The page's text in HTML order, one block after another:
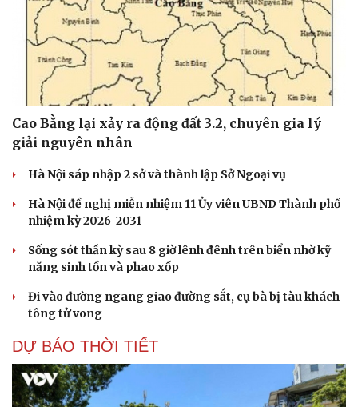
Cao Bằng lại xảy ra động đất 3.2, chuyên gia lý
giải nguyên nhân
Hà Nội sáp nhập 2 sở và thành lập Sở Ngoại vụ
Hà Nội đề nghị miễn nhiệm 11 Ủy viên UBND Thành phố
nhiệm kỳ 2026-2031
Sống sót thần kỳ sau 8 giờ lênh đênh trên biển nhờ kỹ
năng sinh tồn và phao xốp
Đi vào đường ngang giao đường sắt, cụ bà bị tàu khách
tông tử vong
DỰ BÁO THỜI TIẾT